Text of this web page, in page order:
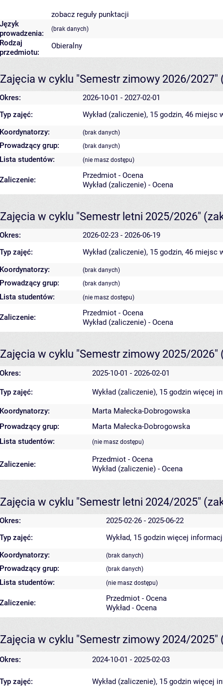
zobacz reguły punktacji
Język
prowadzenia:
(brak danych)
Rodzaj
przedmiotu:
Obieralny
Zajęcia w cyklu "Semestr zimowy 2026/2027"
Okres:
2026-10-01 - 2027-02-01
Typ zajęć:
Wykład (zaliczenie), 15 godzin, 46 miejsc
Koordynatorzy:
(brak danych)
Prowadzący grup: (brak danych)
Lista studentów: (nie masz dostępu)
Zaliczenie:
Przedmiot - Ocena
Wykład (zaliczenie) - Ocena
Zajęcia w cyklu "Semestr letni 2025/2026"
Okres:
2026-02-23 - 2026-06-19
Typ zajęć:
Wykład (zaliczenie), 15 godzin, 46 miejsc
Koordynatorzy:
(brak danych)
Prowadzący grup: (brak danych)
Lista studentów: (nie masz dostępu)
Zaliczenie:
Przedmiot - Ocena
Wykład (zaliczenie) - Ocena
Zajęcia w cyklu "Semestr zimowy 2025/2026"
Okres: 2025-10-01 - 2026-02-01
Typ zajęć: Wykład (zaliczenie), 15 godzin więcej
Koordynatorzy:
Marta Małecka-Dobrogowska
Prowadzący grup:
Marta Małecka-Dobrogowska
Lista studentów:
(nie masz dostępu)
Zaliczenie:
Przedmiot - Ocena
Wykład (zaliczenie) - Ocena
Zajęcia w cyklu "Semestr letni 2024/2025"
Okres:
2025-02-26 - 2025-06-22
Typ zajęć:
Wykład, 15 godzin więcej
Koordynatorzy:
(brak danych)
Prowadzący grup: (brak danych)
Lista studentów: (nie masz dostępu)
Zaliczenie:
Przedmiot - Ocena
Wykład - Ocena
Zajęcia w cyklu "Semestr zimowy 2024/2025"
Okres: 2024-10-01 - 2025-02-03
Typ zajęć: Wykład (zaliczenie), 15 godzin więcej